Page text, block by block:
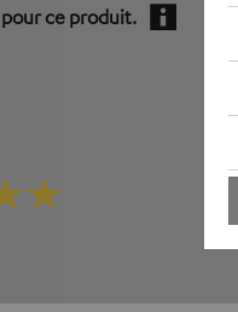
ce produit.